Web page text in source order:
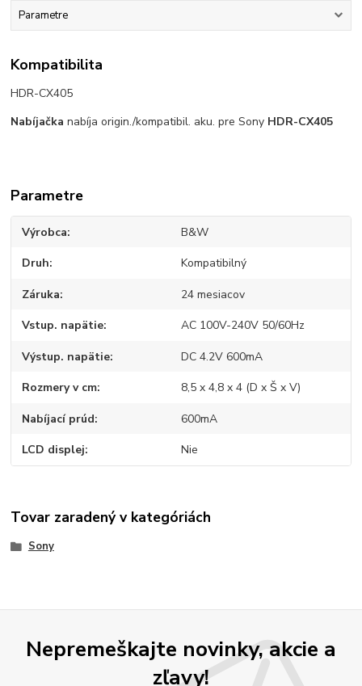
Parametre
Kompatibilita
HDR-CX405
Nabíjačka nabíja origin./kompatibil. aku. pre Sony HDR-CX405
Parametre
Výrobca B&W
Druh Kompatibilný
Záruka 24 mesiacov
Vstup. napätie AC 100V-240V 50/60Hz
Výstup. napätie DC 4.2V 600mA
Rozmery v cm 8,5 x 4,8 x 4 (D x Š x V)
Nabíjací prúd 600mA
LCD displej Nie
Tovar zaradený v kategóriách
Sony
Nepremeškajte novinky, akcie a
zľavy!